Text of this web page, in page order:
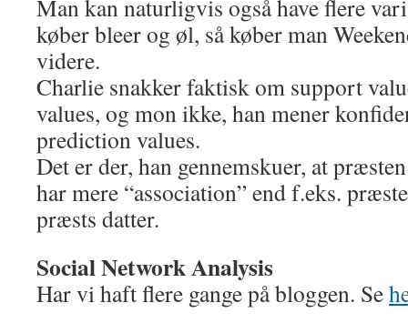
Man kan naturligvis også have flere
køber bleer og øl, så køber man
videre.
Charlie snakker faktisk om support
values, og mon ikke, han mener
prediction values.
Det er der, han gennemskuer, at
har mere “association” end f.eks.
præsts datter.
Social Network Analysis
Har vi haft flere gange på bloggen. Se